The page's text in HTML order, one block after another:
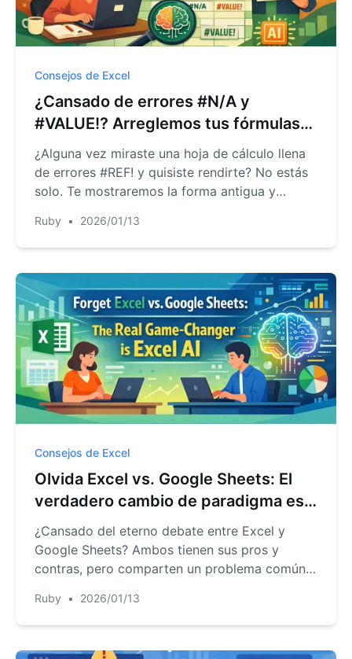
Consejos de Excel
¿Cansado de errores #N/A y
#VALUE!? Arreglemos tus fórmulas
rotas de Excel con AI
¿Alguna vez miraste una hoja de cálculo llena
de errores #REF! y quisiste rendirte? No estás
solo. Te mostraremos la forma antigua y
revolucionario con Excel AI para corregirlas en
segundos con lenguaje natural.
Ruby • 2026/01/13
Consejos de Excel
Olvida Excel vs. Google Sheets: El
verdadero cambio de paradigma es
Excel AI
¿Cansado del eterno debate entre Excel y
Google Sheets? Ambos tienen sus pros y
contras, pero comparten un problema común:
nueva categoría de herramientas —Excel AI—
está dejando atrás este debate al automatizar
Ruby • 2026/01/13